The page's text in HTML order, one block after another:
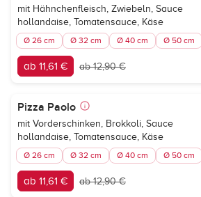
mit Hähnchenfleisch, Zwiebeln, Sauce
hollandaise, Tomatensauce, Käse
Ø 26 cm Ø 32 cm Ø 40 cm Ø 50 cm
ab 11,61 € ab 12,90 €
Pizza Paolo
mit Vorderschinken, Brokkoli, Sauce
hollandaise, Tomatensauce, Käse
Ø 26 cm Ø 32 cm Ø 40 cm Ø 50 cm
ab 11,61 € ab 12,90 €